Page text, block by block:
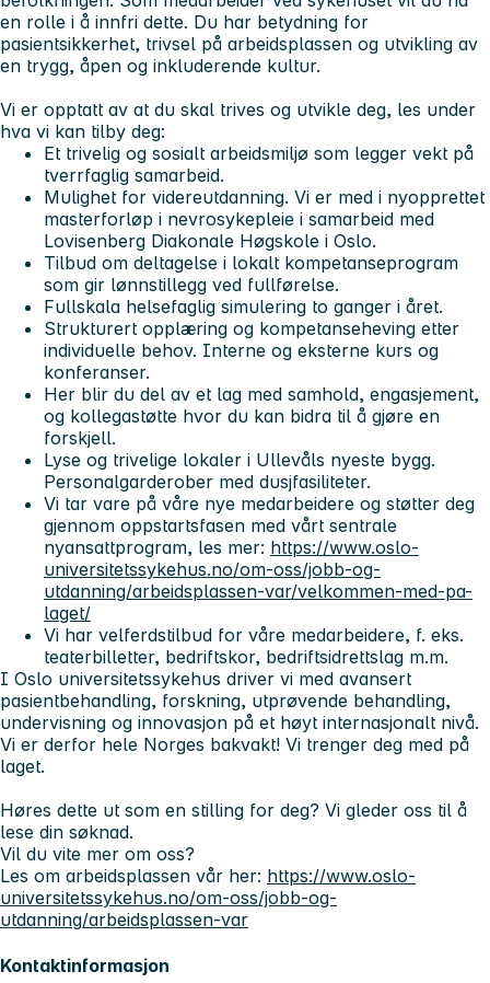
en rolle i å innfri dette. Du har betydning for
pasientsikkerhet, trivsel på arbeidsplassen og utvikling av
en trygg, åpen og inkluderende kultur.
Vi er opptatt av at du skal trives og utvikle deg, les under
hva vi kan tilby deg:
Et trivelig og sosialt arbeidsmiljø som legger vekt på
tverrfaglig samarbeid.
Mulighet for videreutdanning. Vi er med i nyopprettet
masterforløp i nevrosykepleie i samarbeid med
Lovisenberg Diakonale Høgskole i Oslo.
Tilbud om deltagelse i lokalt kompetanseprogram
som gir lønnstillegg ved fullførelse.
Fullskala helsefaglig simulering to ganger i året.
Strukturert opplæring og kompetanseheving etter
individuelle behov. Interne og eksterne kurs og
konferanser.
Her blir du del av et lag med samhold, engasjement,
og kollegastøtte hvor du kan bidra til å gjøre en
forskjell.
Lyse og trivelige lokaler i Ullevåls nyeste bygg.
Personalgarderober med dusjfasiliteter.
Vi tar vare på våre nye medarbeidere og støtter deg
gjennom oppstartsfasen med vårt sentrale
nyansattprogram, les mer: https://www.oslo-
universitetssykehus.no/om-oss/jobb-og-
utdanning/arbeidsplassen-var/velkommen-med-pa-
laget/
Vi har velferdstilbud for våre medarbeidere, f. eks.
teaterbilletter, bedriftskor, bedriftsidrettslag m.m.
I Oslo universitetssykehus driver vi med avansert
pasientbehandling, forskning, utprøvende behandling,
undervisning og innovasjon på et høyt internasjonalt nivå.
Vi er derfor hele Norges bakvakt! Vi trenger deg med på
laget.
Høres dette ut som en stilling for deg? Vi gleder oss til å
lese din søknad.
Vil du vite mer om oss?
Les om arbeidsplassen vår her: https://www.oslo-
universitetssykehus.no/om-oss/jobb-og-
utdanning/arbeidsplassen-var
Kontaktinformasjon